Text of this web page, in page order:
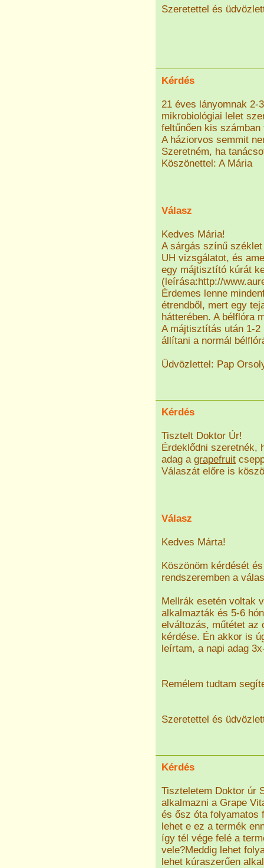
Szeretettel és
Kérdés
21 éves lányomnak 2-
mikrobiológiai lelet
feltűnően kis
A háziorvos semmit
Szeretném, ha
Köszönettel: A Mária
Válasz
Kedves Mária!
A sárgás színű
UH vizsgálatot, és
egy májtisztító kúrát
(leírása:http://
Érdemes lenne
étrendből, mert egy
hátterében. A bélflóra
A májtisztítás után 1-2
állítani a normál
Üdvözlettel: Pap
Kérdés
Tisztelt Doktor Úr!
Érdeklődni szeretnék,
adag a grapefruit
Válaszát előre is
Válasz
Kedves Márta!
Köszönöm kérdését
rendszeremben a
Mellrák esetén voltak
alkalmazták és 5-6
elváltozás, műtétet az
kérdése. Én akkor is
leírtam, a napi adag
Remélem tudtam
Szeretettel és
Kérdés
Tiszteletem Doktor úr
alkalmazni a Grape
és ősz óta folyamatos
lehet e ez a termék
így tél vége felé a
vele?Meddig lehet
lehet kúraszerűen